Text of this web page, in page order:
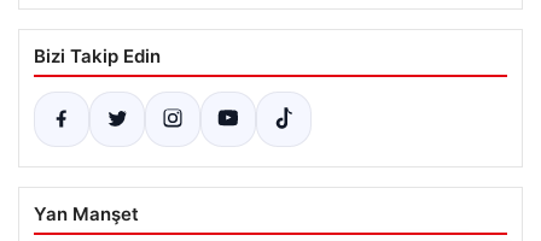
Bizi Takip Edin
Yan Manşet